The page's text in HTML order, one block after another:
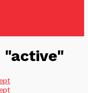
"active"